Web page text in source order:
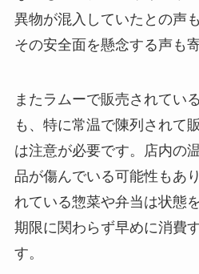
異物が混入していたとの声
その安全面を懸念する声も
またラムーで販売されてい
も、特に常温で陳列されて
は注意が必要です。店内の
品が傷んでいる可能性もあ
れている惣菜や弁当は状態
期限に関わらず早めに消費
す。